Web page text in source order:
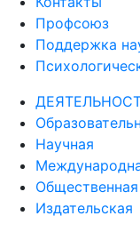
Профсоюз
Поддержка
Научная
Общественная
Издательская